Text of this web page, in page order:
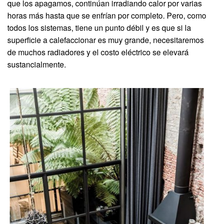
que los apagamos, continúan irradiando calor por varias
horas más hasta que se enfrían por completo. Pero, como
todos los sistemas, tiene un punto débil y es que si la
superficie a calefaccionar es muy grande, necesitaremos
de muchos radiadores y el costo eléctrico se elevará
sustancialmente.